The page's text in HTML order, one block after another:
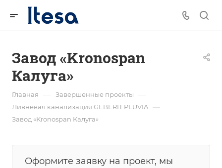
Завод «Kronospan
Калуга»
Главная — Завершенные проекты —
Ливневая канализация GEBERIT PLUVIA —
Завод «Kronospan Калуга»
Оформите заявку на проект, мы